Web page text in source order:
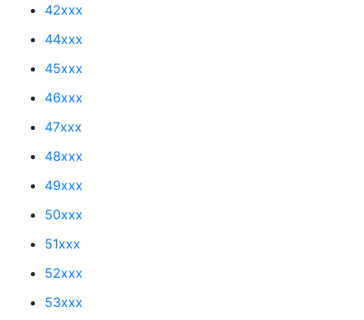
42xxx
44xxx
45xxx
46xxx
47xxx
48xxx
49xxx
50xxx
51xxx
52xxx
53xxx